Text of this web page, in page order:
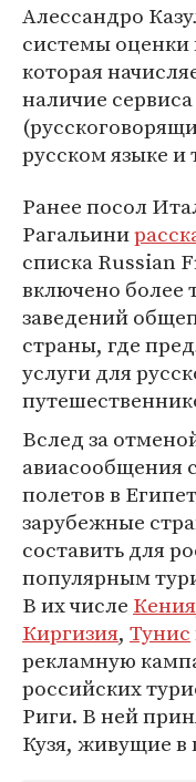
Алессандро
системы оценки
которая
наличие
русском языке и
Ранее посол
Рагальини
списка Russian
включено более
заведений
страны, где
услуги для
Вслед за
авиасообщения
полетов в
зарубежные
составить для
популярным
В их числе Кения
Киргизия, Тунис
рекламную
российских
Риги. В ней
Кузя, живущие в